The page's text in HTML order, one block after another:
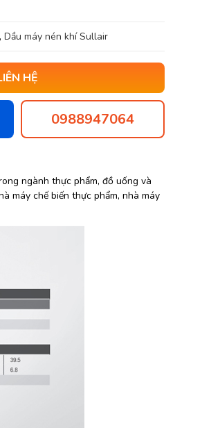
Dầu máy nén khí Sullair
HỆ
0988947064
ngành thực phẩm, đồ uống và
máy chế biến thực phẩm, nhà máy